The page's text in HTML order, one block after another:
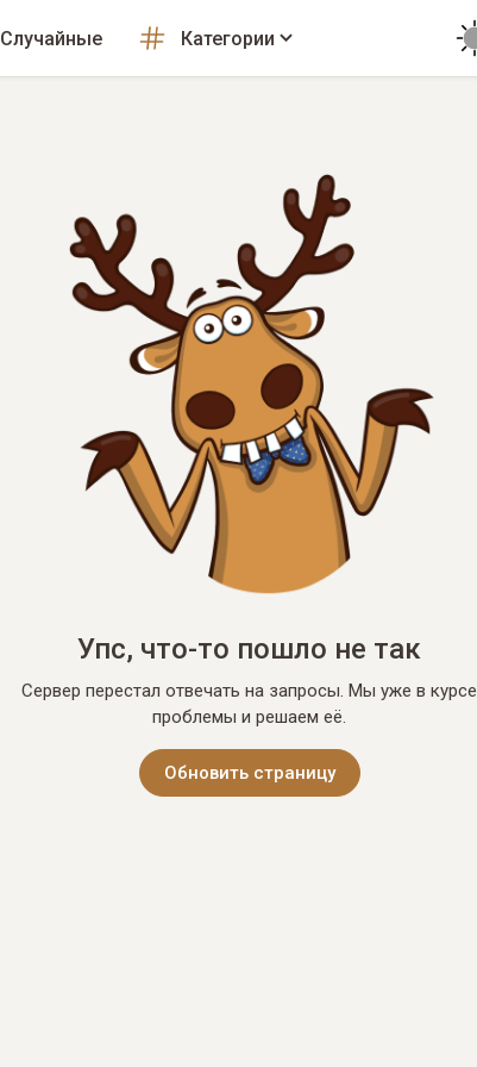
Случайные Категории
Упс, что-то пошло не так
Сервер перестал отвечать на запросы. Мы уже в курсе
проблемы и решаем её.
Обновить страницу